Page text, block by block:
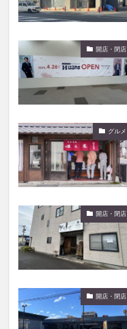
開店・閉店
グルメ
開店・閉店
開店・閉店